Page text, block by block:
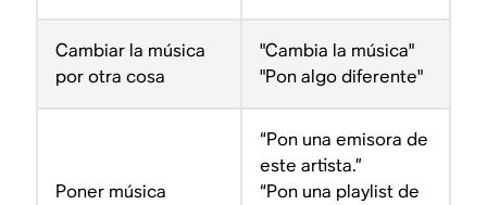
Cambiar la música
por otra cosa
"Cambia la música"
"Pon algo diferente"
Poner música
“Pon una emisora de
este artista.”
“Pon una playlist de